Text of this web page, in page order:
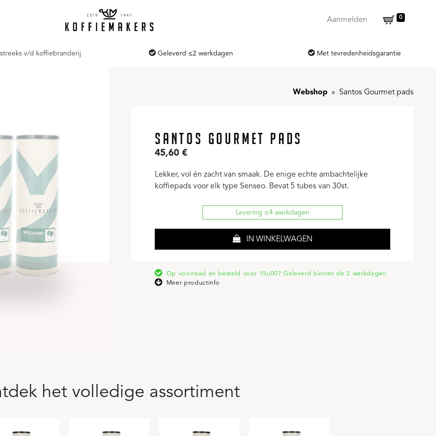
Aanmelden 0
v/d koffiebranderij Geleverd ≤2 werkdagen Met tevredenheidsgarantie
Webshop Santos Gourmet pads
SANTOS GOURMET PADS
45,60 €
Lekker, vol én zacht van smaak. De enige echte ambachtelijke
koffiepads voor elk type Senseo. Bevat 5 tubes van 30st.
Levering ≤4 werkdagen
IN WINKELWAGEN
Op voorraad én besteld voor 15u00? Geleverd binnen de 2 werkdagen
Meer productinfo
het volledige assortiment